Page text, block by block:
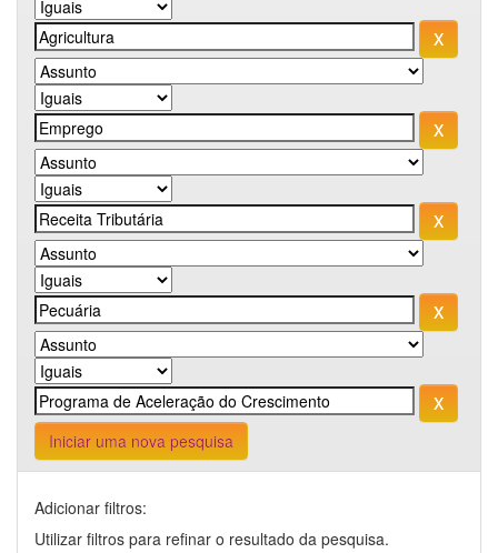
Iniciar uma nova pesquisa
Adicionar filtros:
Utilizar filtros para refinar o resultado da pesquisa.